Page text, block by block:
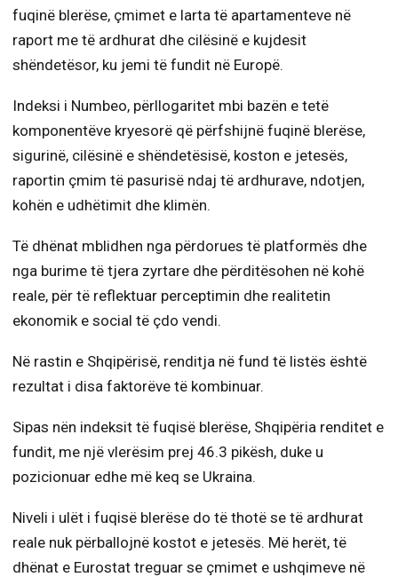
fuqinë blerëse, çmimet e larta të apartamenteve në
raport me të ardhurat dhe cilësinë e kujdesit
shëndetësor, ku jemi të fundit në Europë.
Indeksi i Numbeo, përllogaritet mbi bazën e tetë
komponentëve kryesorë që përfshijnë fuqinë blerëse,
sigurinë, cilësinë e shëndetësisë, koston e jetesës,
raportin çmim të pasurisë ndaj të ardhurave, ndotjen,
kohën e udhëtimit dhe klimën.
Të dhënat mblidhen nga përdorues të platformës dhe
nga burime të tjera zyrtare dhe përditësohen në kohë
reale, për të reflektuar perceptimin dhe realitetin
ekonomik e social të çdo vendi.
Në rastin e Shqipërisë, renditja në fund të listës është
rezultat i disa faktorëve të kombinuar.
Sipas nën indeksit të fuqisë blerëse, Shqipëria renditet e
fundit, me një vlerësim prej 46.3 pikësh, duke u
pozicionuar edhe më keq se Ukraina.
Niveli i ulët i fuqisë blerëse do të thotë se të ardhurat
reale nuk përballojnë kostot e jetesës. Më herët, të
dhënat e Eurostat treguar se çmimet e ushqimeve në